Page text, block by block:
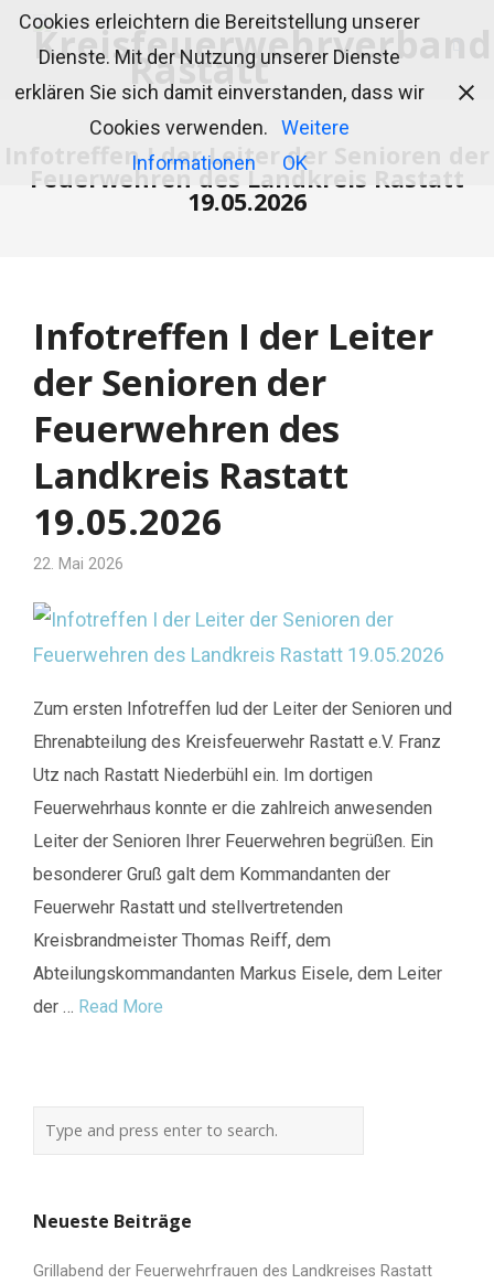
Infotreffen I der Leiter der Senioren der
Feuerwehren des Landkreis Rastatt
19.05.2026
Infotreffen I der Leiter
der Senioren der
Feuerwehren des
Landkreis Rastatt
19.05.2026
22. Mai 2026
Zum ersten Infotreffen lud der Leiter der Senioren und
Ehrenabteilung des Kreisfeuerwehr Rastatt e.V. Franz
Utz nach Rastatt Niederbühl ein. Im dortigen
Feuerwehrhaus konnte er die zahlreich anwesenden
Leiter der Senioren Ihrer Feuerwehren begrüßen. Ein
besonderer Gruß galt dem Kommandanten der
Feuerwehr Rastatt und stellvertretenden
Kreisbrandmeister Thomas Reiff, dem
Abteilungskommandanten Markus Eisele, dem Leiter
der … Read More
Neueste Beiträge
Grillabend der Feuerwehrfrauen des Landkreises Rastatt
Cookies erleichtern die Bereitstellung unserer
Dienste. Mit der Nutzung unserer Dienste
erklären Sie sich damit einverstanden, dass wir
Cookies verwenden.
Weitere
Informationen
OK